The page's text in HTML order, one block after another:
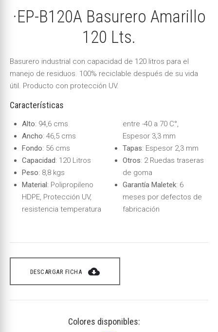
·EP-B120A Basurero Amarillo
120 Lts.
Basurero industrial con capacidad de 120 litros para el
manejo de residuos. 100% reciclable después de su vida
útil. Producto con protección UV.
Características
Alto: 94,6 cms
Ancho: 46,5 cms
Fondo: 56 cms
Capacidad: 120 Litros
Peso: 8,8 kgs
Material: Polipropileno
HDPE, Protección UV,
resistencia temperatura
entre -40 a 70 C°,
Espesor 3,3 mm
Tapas: Espesor 2,3 mm
Otros: 2 Ruedas traseras
de goma
Garantía Maletek: 6
meses por defectos de
fabricación
DESCARGAR FICHA cloud_download
Colores disponibles: